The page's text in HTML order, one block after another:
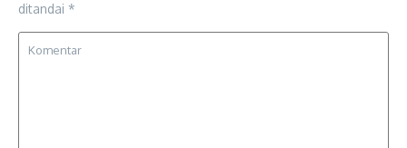
ditandai *